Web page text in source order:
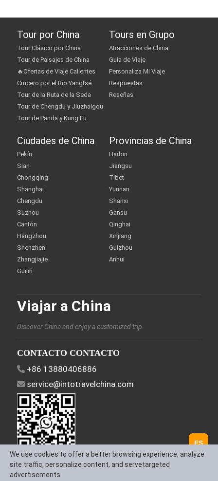
Tour por China
Tour Clásico por China
Tour de Paisajes de China
🔥Ofertas de Viaje Calientes
Crucero por el Río Yangtsé
Tour de la Ruta de la Seda
Tour de Chengdu y Jiuzhaigou
Tour de Panda y Kung Fu
Tours en Grupo
Atracciones de China
Guía de Viaje
Personaliza Mi Viaje
Respuestas
Reseñas
Ciudades de China
Pekín
Sian
Chongqing
Shanghai
Chengdu
Suzhou
Cantón
Hangzhou
Shenzhen
Zhangjiajie
Guilin
Provincias de China
Harbin
Jiangsu
Tíbet
Yunnan
Shanxi
Gansu
Qinghai
Xinjiang
Guizhou
Anhui
Viajar a China
Discover China and enjoy a customized trip.
CONTACTO CONTACTO
+86 13880406886
service@intotravelchina.com
Síguenos
ES
We use cookies to offer a better browsing experience, analyze
site traffic, personalize content, and servetargeted
advertisements.